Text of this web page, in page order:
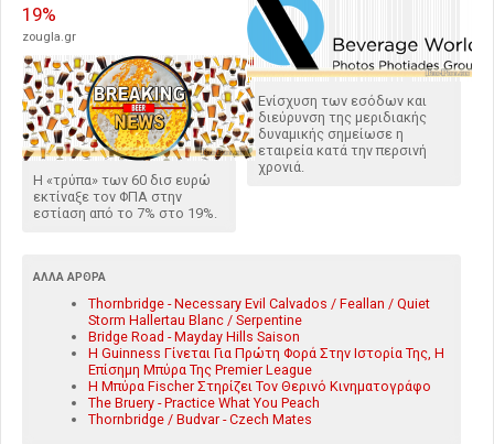
19%
zougla.gr
Η «τρύπα» των 60 δισ ευρώ
εκτίναξε τον ΦΠΑ στην
εστίαση από το 7% στο 19%.
Ενίσχυση των εσόδων και
διεύρυνση της μεριδιακής
δυναμικής σημείωσε η
εταιρεία κατά την περσινή
χρονιά.
ΆΛΛΑ ΆΡΘΡΑ
Thornbridge - Necessary Evil Calvados / Feallan / Quiet
Storm Hallertau Blanc / Serpentine
Bridge Road - Mayday Hills Saison
Η Guinness Γίνεται Για Πρώτη Φορά Στην Ιστορία Της, Η
Επίσημη Μπύρα Της Premier League
Η Μπύρα Fischer Στηρίζει Τον Θερινό Κινηματογράφο
The Bruery - Practice What You Peach
Thornbridge / Budvar - Czech Mates